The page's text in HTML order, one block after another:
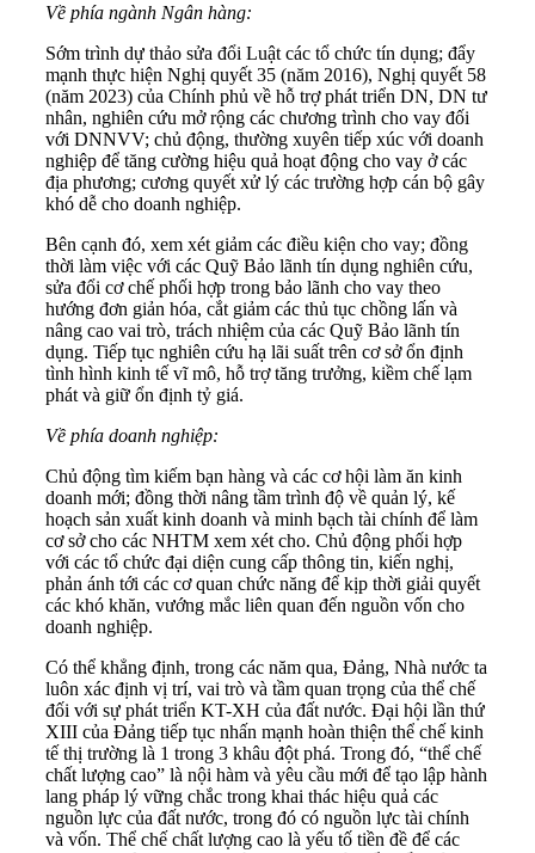
Về phía ngành Ngân hàng:
Sớm trình dự thảo sửa đổi Luật các tổ chức tín dụng; đẩy
mạnh thực hiện Nghị quyết 35 (năm 2016), Nghị quyết 58
(năm 2023) của Chính phủ về hỗ trợ phát triển DN, DN tư
nhân, nghiên cứu mở rộng các chương trình cho vay đối
với DNNVV; chủ động, thường xuyên tiếp xúc với doanh
nghiệp để tăng cường hiệu quả hoạt động cho vay ở các
địa phương; cương quyết xử lý các trường hợp cán bộ gây
khó dễ cho doanh nghiệp.
Bên cạnh đó, xem xét giảm các điều kiện cho vay; đồng
thời làm việc với các Quỹ Bảo lãnh tín dụng nghiên cứu,
sửa đổi cơ chế phối hợp trong bảo lãnh cho vay theo
hướng đơn giản hóa, cắt giảm các thủ tục chồng lấn và
nâng cao vai trò, trách nhiệm của các Quỹ Bảo lãnh tín
dụng. Tiếp tục nghiên cứu hạ lãi suất trên cơ sở ổn định
tình hình kinh tế vĩ mô, hỗ trợ tăng trưởng, kiềm chế lạm
phát và giữ ổn định tỷ giá.
Về phía doanh nghiệp:
Chủ động tìm kiếm bạn hàng và các cơ hội làm ăn kinh
doanh mới; đồng thời nâng tầm trình độ về quản lý, kế
hoạch sản xuất kinh doanh và minh bạch tài chính để làm
cơ sở cho các NHTM xem xét cho. Chủ động phối hợp
với các tổ chức đại diện cung cấp thông tin, kiến nghị,
phản ánh tới các cơ quan chức năng để kịp thời giải quyết
các khó khăn, vướng mắc liên quan đến nguồn vốn cho
doanh nghiệp.
Có thể khẳng định, trong các năm qua, Đảng, Nhà nước ta
luôn xác định vị trí, vai trò và tầm quan trọng của thể chế
đối với sự phát triển KT-XH của đất nước. Đại hội lần thứ
XIII của Đảng tiếp tục nhấn mạnh hoàn thiện thể chế kinh
tế thị trường là 1 trong 3 khâu đột phá. Trong đó, “thể chế
chất lượng cao” là nội hàm và yêu cầu mới để tạo lập hành
lang pháp lý vững chắc trong khai thác hiệu quả các
nguồn lực của đất nước, trong đó có nguồn lực tài chính
và vốn. Thể chế chất lượng cao là yếu tố tiền đề để các